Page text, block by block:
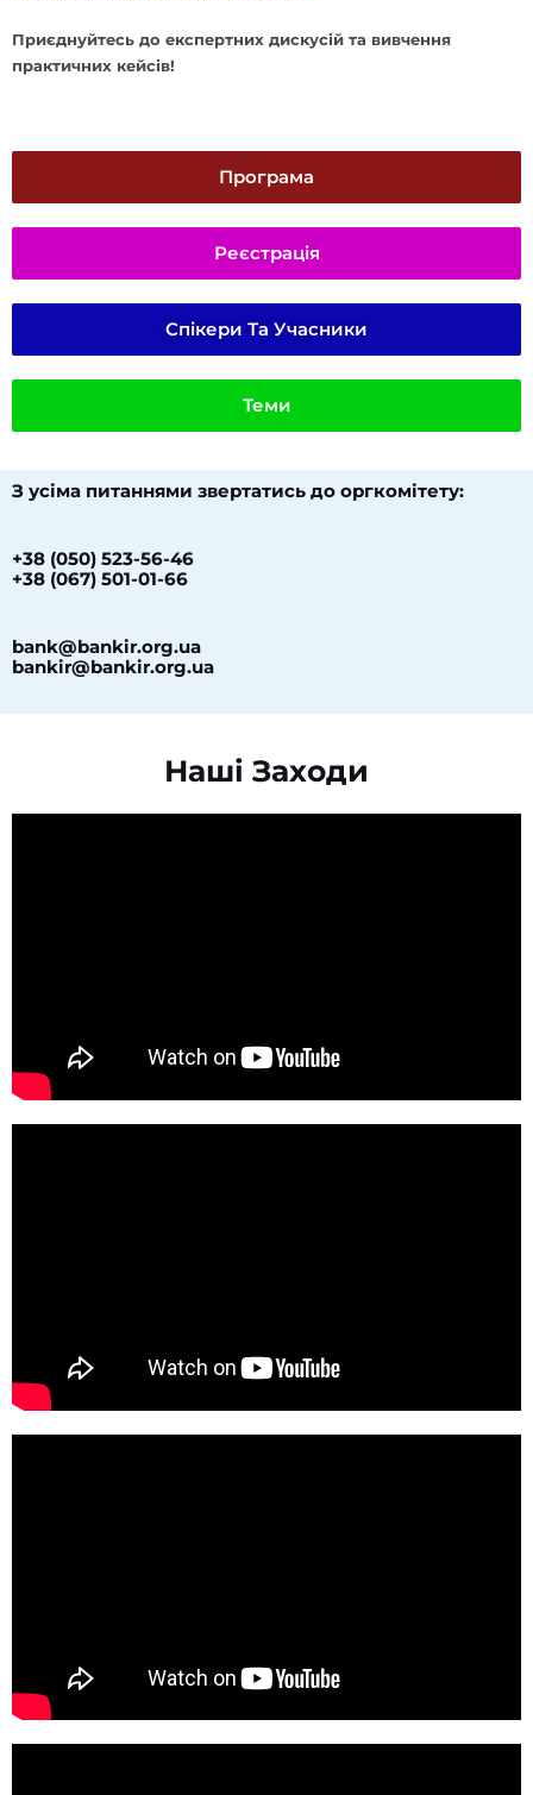
Приєднуйтесь до експертних дискусій та вивчення
практичних кейсів!
Програма
Реєстрація
Спікери Та Учасники
Теми
З усіма питаннями звертатись до оргкомітету:​
+38 (050) 523-56-46
+38 (067) 501-01-66
bank@bankir.org.ua
bankir@bankir.org.ua
Наші Заходи​